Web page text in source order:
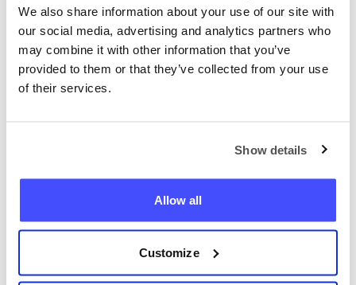
We also share information about your use of our site with
our social media, advertising and analytics partners who
may combine it with other information that you’ve
provided to them or that they’ve collected from your use
of their services.
Show details
Allow all
Customize
Atrast jebkuru tālruni tūlīt
Atrast telefonu